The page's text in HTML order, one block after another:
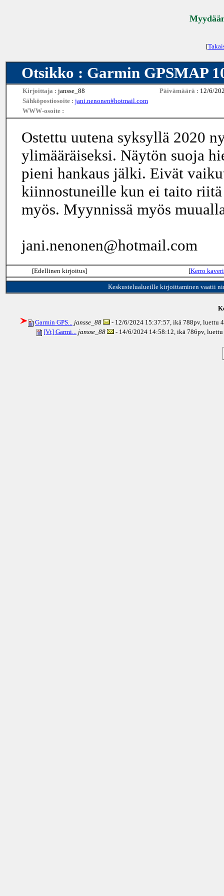
[
Otsikko : Garmin GPSMAP
Kirjoittaja : jansse_88 Päivämäärä : 12/6/
Sähköpostiosoite : jani.nenonen#hotmail.com
WWW-osoite :
Ostettu uutena syksyllä 2020
ylimääräiseksi. Näytön suoja
pieni hankaus jälki. Eivät
kiinnostuneille kun ei taito
myös. Myynnissä myös
jani.nenonen@hotmail.com
[Edellinen kirjoitus] [Kerro
Keskustelualueille kirjoittaminen vaatii
Garmin GPS... jansse_88 - 12/6/2024 15:37:57, ikä 788pv, luettu
[Vt] Garmi... jansse_88 - 14/6/2024 14:58:12, ikä 786pv,